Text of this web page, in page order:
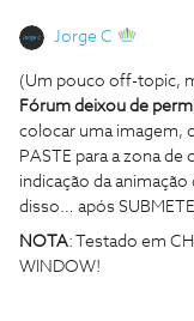
Jorge C
(Um pouco off-topic,
Fórum deixou de
colocar uma imagem,
PASTE para a zona
indicação da animação
disso… após
NOTA: Testado em
WINDOW!